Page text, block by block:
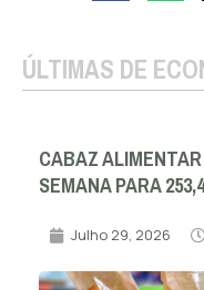
ÚLTIMAS DE
CABAZ
SEMANA PARA
Julho 29, 2026